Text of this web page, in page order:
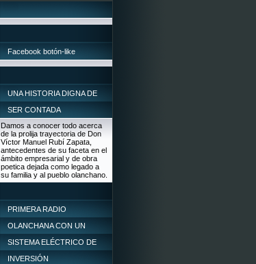
Facebook botón-like
UNA HISTORIA DIGNA DE
SER CONTADA
Damos a conocer todo acerca
de la prolija trayectoria de Don
Víctor Manuel Rubí Zapata,
antecedentes de su faceta en el
ámbito empresarial y de obra
poetica dejada como legado a
su familia y al pueblo olanchano.
PRIMERA RADIO
OLANCHANA CON UN
SISTEMA ELÉCTRICO DE
INVERSIÓN